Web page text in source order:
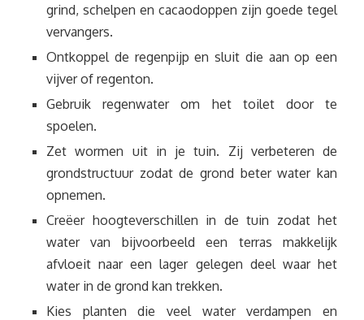
grind, schelpen en cacaodoppen zijn goede tegel
vervangers.
Ontkoppel de regenpijp en sluit die aan op een
vijver of regenton.
Gebruik regenwater om het toilet door te
spoelen.
Zet wormen uit in je tuin. Zij verbeteren de
grondstructuur zodat de grond beter water kan
opnemen.
Creëer hoogteverschillen in de tuin zodat het
water van bijvoorbeeld een terras makkelijk
afvloeit naar een lager gelegen deel waar het
water in de grond kan trekken.
Kies planten die veel water verdampen en